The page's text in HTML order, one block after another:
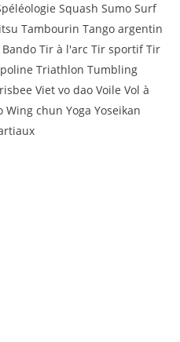
Squash Sumo Surf
Tambourin Tango argentin
Tir à l'arc Tir sportif Tir
Triathlon Tumbling
Viet vo dao Voile Vol à
chun Yoga Yoseikan